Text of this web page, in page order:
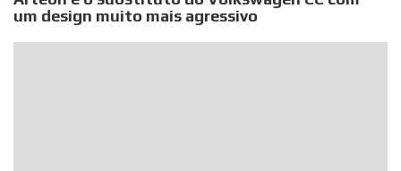
um design muito mais agressivo